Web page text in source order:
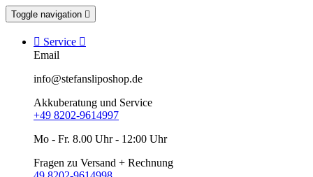
Toggle navigation 
 Service 
Email
info@stefansliposhop.de
Akkuberatung und Service
+49 8202-9614997
Mo - Fr. 8.00 Uhr - 12:00 Uhr
Fragen zu Versand + Rechnung